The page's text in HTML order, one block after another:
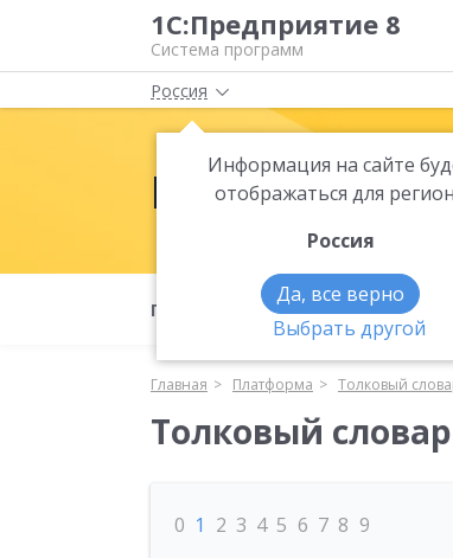
1С:Предприятие 8
Система программ
Россия
Информация на сайте
отображаться для
Россия
Да, все верно
Выбрать другой
Платформа
Полезные материалы Что
Главная Платформа Толковый
Толковый
0 1 2 3 4 5 6 7 8 9